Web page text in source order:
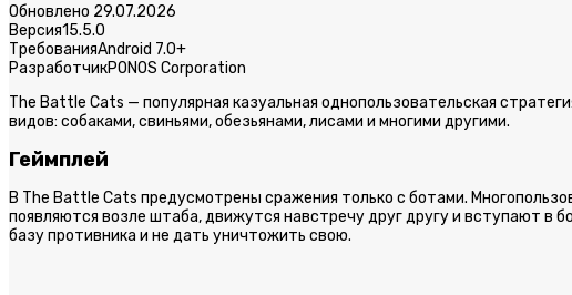
Обновлено 29.07.2026
Версия15.5.0
ТребованияAndroid 7.0+
РазработчикPONOS Corporation
The Battle Cats — популярная казуальная однопользовательская
видов: собаками, свиньями, обезьянами, лисами и многими другими.
Геймплей
В The Battle Cats предусмотрены сражения только с ботами.
появляются возле штаба, движутся навстречу друг другу и вступают в
базу противника и не дать уничтожить свою.